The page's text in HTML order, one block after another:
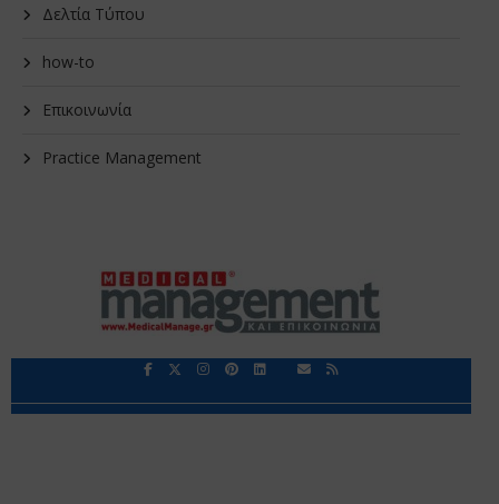
Δελτία Τύπου
how-to
Επικοινωνία
Practice Management